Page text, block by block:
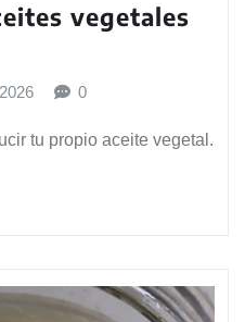
vegetales
0
tu propio aceite vegetal.